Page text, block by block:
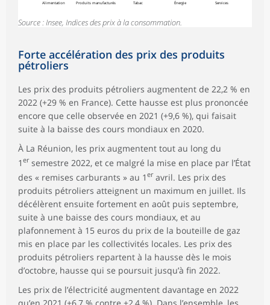
Alimentation
Produits manufacturés Tabac Énergie Services
Source : Insee, Indices des prix à la consommation.
Forte accélération des prix des produits
pétroliers
Les prix des produits pétroliers augmentent de 22,2 % en
2022 (+29 % en France). Cette hausse est plus prononcée
encore que celle observée en 2021 (+9,6 %), qui faisait
suite à la baisse des cours mondiaux en 2020.
À La Réunion, les prix augmentent tout au long du
1 ersemestre 2022, et ce malgré la mise en place par l’État
des « remises carburants » au 1 eravril. Les prix des
produits pétroliers atteignent un maximum en juillet. Ils
décélèrent ensuite fortement en août puis septembre,
suite à une baisse des cours mondiaux, et au
plafonnement à 15 euros du prix de la bouteille de gaz
mis en place par les collectivités locales. Les prix des
produits pétroliers repartent à la hausse dès le mois
d’octobre, hausse qui se poursuit jusqu’à fin 2022.
Les prix de l’électricité augmentent davantage en 2022
qu’en 2021 (+6,7 % contre +2,4 %). Dans l’ensemble, les